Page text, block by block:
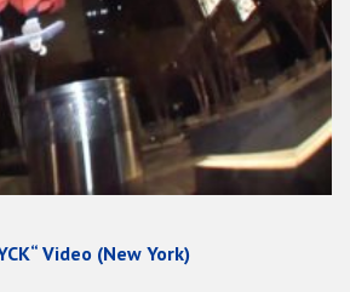
Video (New York)